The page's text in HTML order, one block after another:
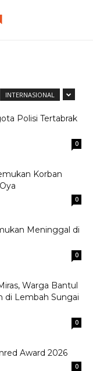
INTERNASIONAL
Polisi Tertabrak
0
Korban
0
Meninggal di
0
Warga Bantul
di Lembah Sungai
0
Award 2026
0